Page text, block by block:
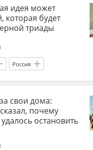
восстановление
идея может
которая будет
триады
Россия
цивилизация Запад
детали
свои дома:
почему
остановить